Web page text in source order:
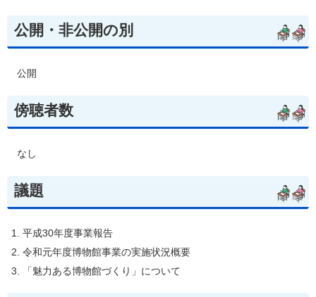
公開・非公開の別
公開
傍聴者数
なし
議題
平成30年度事業報告
令和元年度博物館事業の実施状況概要
「魅力ある博物館づくり」について